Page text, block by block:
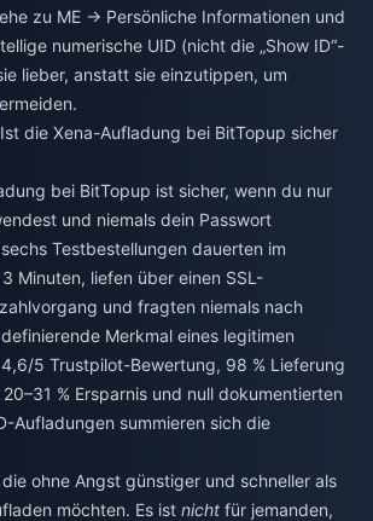
zu ME → Persönliche Informationen und
numerische UID (nicht die „Show ID“-
lieber, anstatt sie einzutippen, um
die Xena-Aufladung bei BitTopup sicher
bei BitTopup ist sicher, wenn du nur
und niemals dein Passwort
Testbestellungen dauerten im
Minuten, liefen über einen SSL-
und fragten niemals nach
Merkmal eines legitimen
5 Trustpilot-Bewertung, 98 % Lieferung
% Ersparnis und null dokumentierten
Aufladungen summieren sich die
ohne Angst günstiger und schneller als
möchten. Es ist nicht für jemanden,